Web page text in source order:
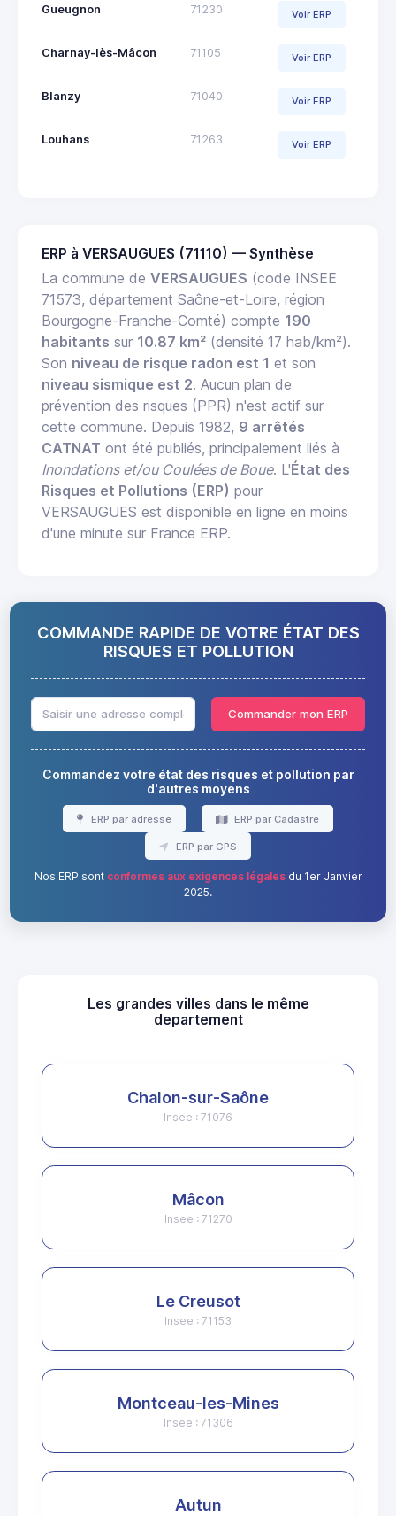
Gueugnon 71230 Voir ERP
Charnay-lès-Mâcon 71105 Voir ERP
Blanzy 71040 Voir ERP
Louhans 71263 Voir ERP
ERP à VERSAUGUES (71110) — Synthèse
La commune de VERSAUGUES (code INSEE
71573, département Saône-et-Loire, région
Bourgogne-Franche-Comté) compte 190
habitants sur 10.87 km² (densité 17 hab/km²).
Son niveau de risque radon est 1 et son
niveau sismique est 2. Aucun plan de
prévention des risques (PPR) n'est actif sur
cette commune. Depuis 1982, 9 arrêtés
CATNAT ont été publiés, principalement liés à
Inondations et/ou Coulées de Boue. L'État des
Risques et Pollutions (ERP) pour
VERSAUGUES est disponible en ligne en moins
d'une minute sur France ERP.
COMMANDE RAPIDE DE VOTRE ÉTAT DES
RISQUES ET POLLUTION
Commander mon ERP
Commandez votre état des risques et pollution par
d'autres moyens
ERP par adresse ERP par Cadastre
ERP par GPS
Nos ERP sont conformes aux exigences légalesdu 1er Janvier
2025.
Les grandes villes dans le même
departement
Chalon-sur-Saône
Insee : 71076
Mâcon
Insee : 71270
Le Creusot
Insee : 71153
Montceau-les-Mines
Insee : 71306
Autun